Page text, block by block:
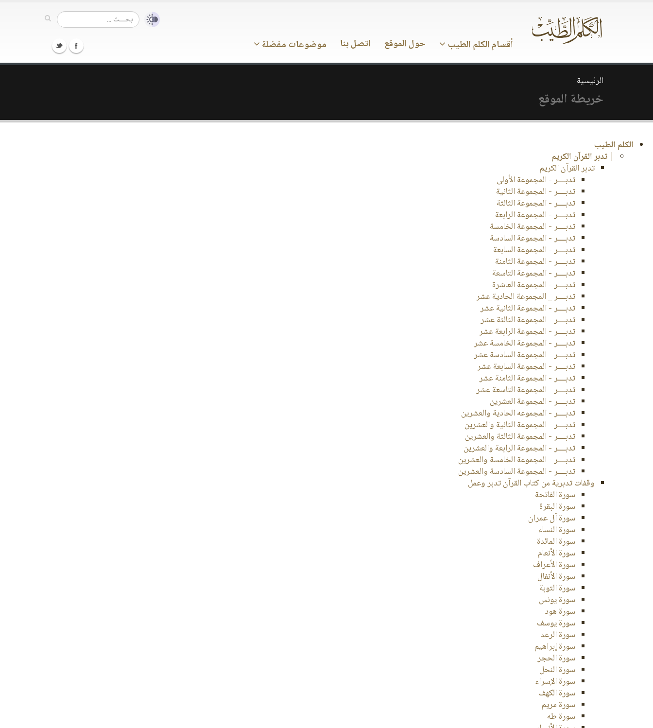
أقسام الكلم الطيب حول الموقع اتصل بنا موضوعات مفضلة
الرئيسية
خريطة الموقع
الكلم الطيب
| تدبر القرآن الكريم
تدبر القرآن الكريم
تدبــــر - المجموعة الأولى
تدبــــر - المجموعة الثانية
تدبــــر - المجموعة الثالثة
تدبــــر - المجموعة الرابعة
تدبــــر - المجموعة الخامسة
تدبــــر - المجموعة السادسة
تدبــــر - المجموعة السابعة
تدبــــر - المجموعة الثامنة
تدبــــر - المجموعة التاسعة
تدبــــر - المجموعة العاشرة
تدبــــر _ المجموعة الحادية عشر
تدبــــر - المجموعة الثانية عشر
تدبــــر - المجموعة الثالثة عشر
تدبــــر - المجموعة الرابعة عشر
تدبــــر - المجموعة الخامسة عشر
تدبــــر - المجموعة السادسة عشر
تدبــــر - المجموعة السابعة عشر
تدبــــر - المجموعة الثامنة عشر
تدبــــر - المجموعة التاسعة عشر
تدبــــر - المجموعة العشرين
تدبــــر - المجموعه الحادية والعشرين
تدبــــر - المجموعة الثانية والعشرين
تدبــــر - المجموعة الثالثة والعشرين
تدبــــر - المجموعة الرابعة والعشرين
تدبــــر - المجموعة الخامسة والعشرين
تدبــــر - المجموعة السادسة والعشرين
وقفات تدبرية من كتاب القرآن تدبر وعمل
سورة الفاتحة
سورة البقرة
سورة آل عمران
سورة النساء
سورة المائدة
سورة الأنعام
سورة الأعراف
سورة الأنفال
سورة التوبة
سورة يونس
سورة هود
سورة يوسف
سورة الرعد
سورة إبراهيم
سورة الحجر
سورة النحل
سورة الإسراء
سورة الكهف
سورة مريم
سورة طه